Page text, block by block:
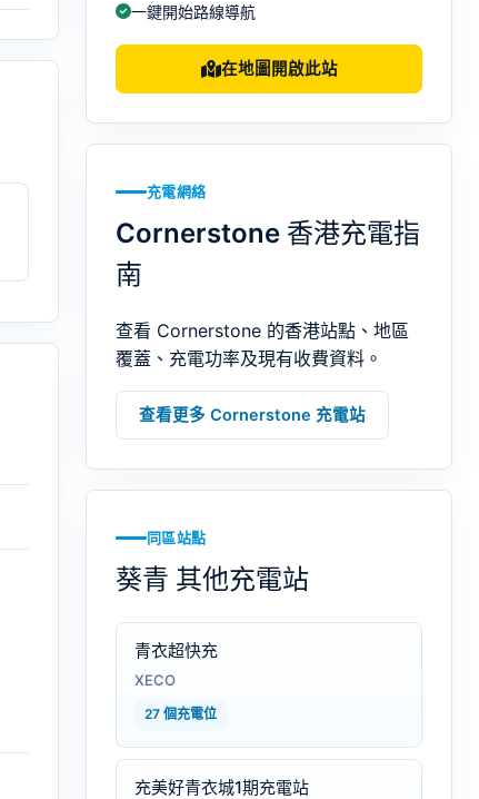
一鍵開始路線導航
在地圖開啟此站
充電網絡
Cornerstone 香港充電指
南
查看 Cornerstone 的香港站點、地區
覆蓋、充電功率及現有收費資料。
查看更多 Cornerstone 充電站
同區站點
葵青 其他充電站
青衣超快充
XECO
27 個充電位
充美好青衣城1期充電站